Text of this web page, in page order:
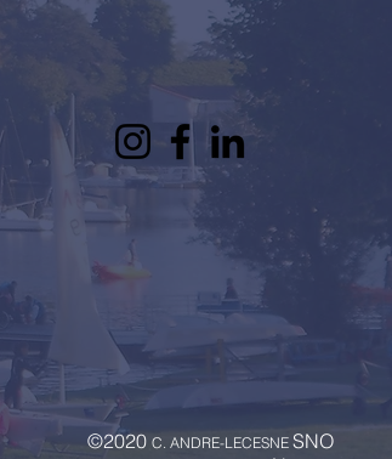
©2020 C. ANDRE-LECESNE SNO